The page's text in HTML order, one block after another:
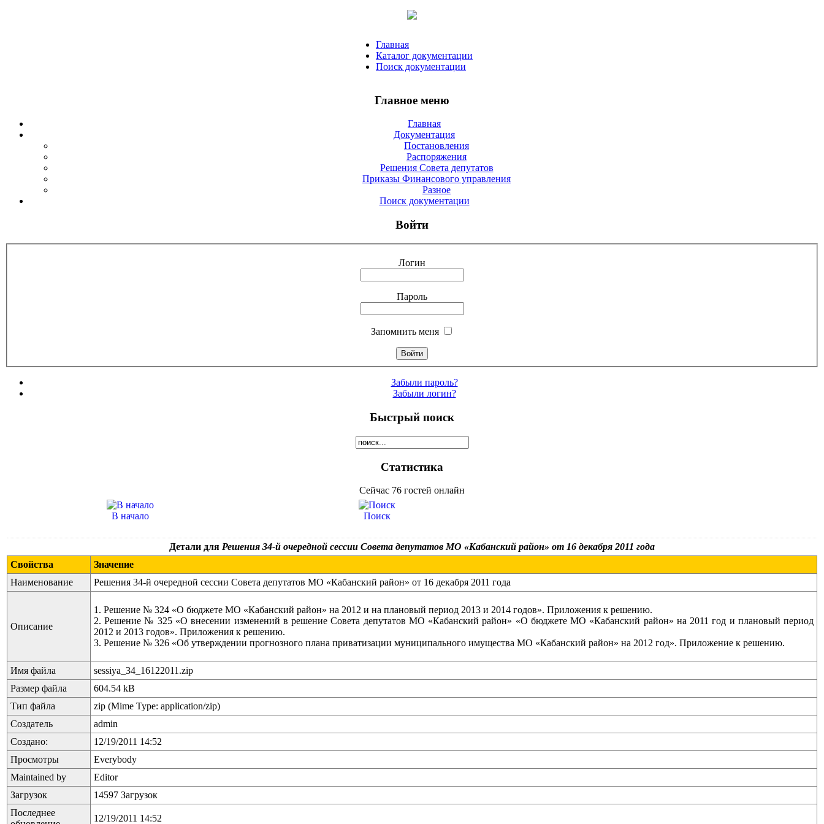
Главная
Каталог документации
Поиск документации
Главное меню
Главная
Документация
Постановления
Распоряжения
Решения Совета депутатов
Приказы Финансового управления
Разное
Поиск документации
Войти
Логин
Пароль
Запомнить меня
Забыли пароль?
Забыли логин?
Быстрый поиск
Статистика
Сейчас 76 гостей онлайн
В начало Поиск
Детали для Решения 34-й очередной сессии Совета депутатов МО «Кабанский район» от 16 декабря 2011 года
Свойства
Значение
Наименование
Решения 34-й очередной сессии Совета депутатов МО «Кабанский район» от 16 декабря 2011 года
Описание
1. Решение № 324 «О бюджете МО «Кабанский район» на 2012 и на плановый период 2013 и 2014 годов». Приложения к решению.
2. Решение № 325 «О внесении изменений в решение Совета депутатов МО «Кабанский район» «О бюджете МО «Кабанский район» на 2011 год и плановый период
2012 и 2013 годов». Приложения к решению.
3. Решение № 326 «Об утверждении прогнозного плана приватизации муниципального имущества МО «Кабанский район» на 2012 год». Приложение к решению.
Имя файла
sessiya_34_16122011.zip
Размер файла
604.54 kB
Тип файла
zip (Mime Type: application/zip)
Создатель
admin
Создано:
12/19/2011 14:52
Просмотры
Everybody
Maintained by
Editor
Загрузок
14597 Загрузок
Последнее
12/19/2011 14:52